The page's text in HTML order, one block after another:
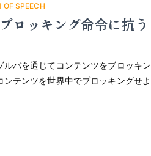
OF SPEECH
ロッキング命令に抗う
バを通じてコンテンツをブロッキン
テンツを世界中でブロッキングせよ